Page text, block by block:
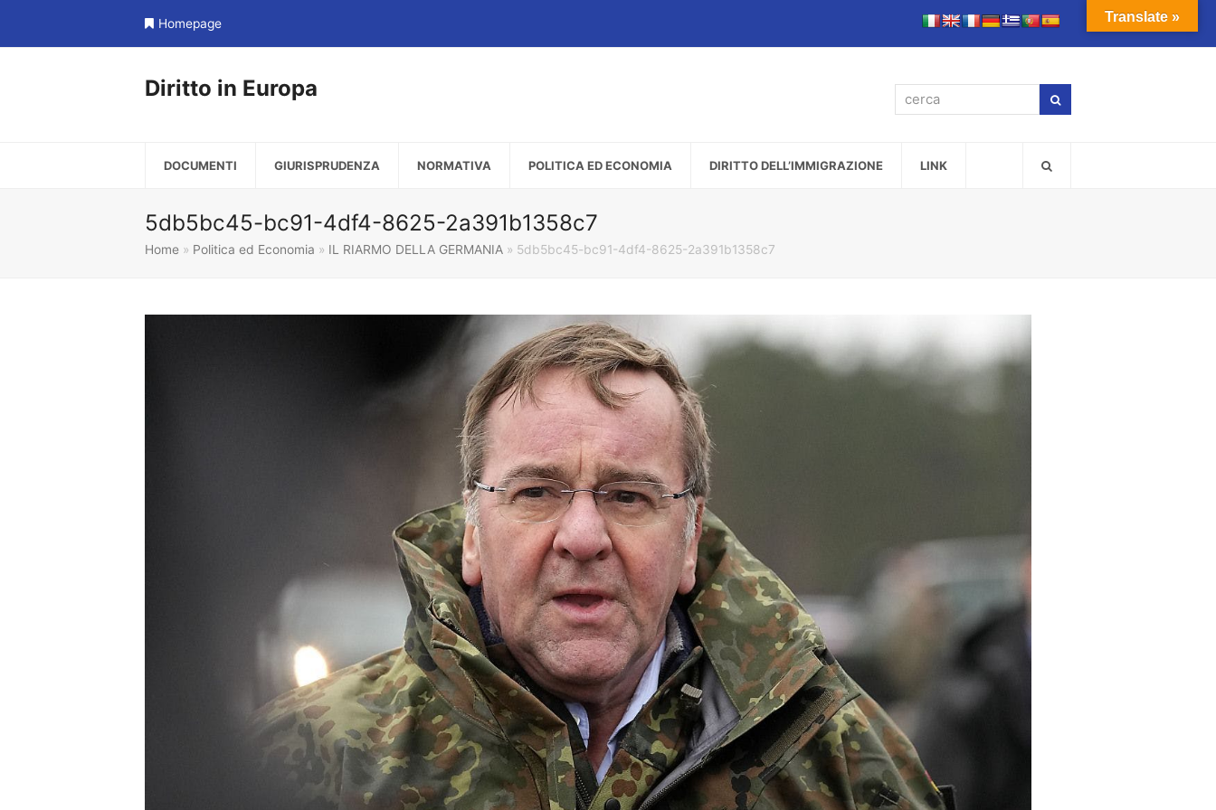
Homepage
Diritto in Europa cerca
DOCUMENTI GIURISPRUDENZA NORMATIVA POLITICA ED ECONOMIA DIRITTO DELL’IMMIGRAZIONE LINK
5db5bc45-bc91-4df4-8625-2a391b1358c7
Home » Politica ed Economia » IL RIARMO DELLA GERMANIA » 5db5bc45-bc91-4df4-8625-2a391b1358c7
Translate »